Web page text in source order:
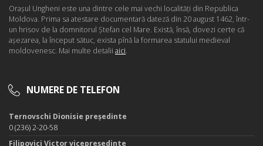
Oraşul Ungheni este una dintre cele mai vechi localităţi din Republica
Moldova. Prima sa atestare documentară dateză din 20 august 1462, într-
un hrisov de la domnitorul Ştefan cel Mare. Există, însă, dovezi certe că
aşezarea, la început sătuc, exista pînă la formarea statului medieval
moldovenesc. Mai multe detalii aici.
NUMERE DE TELEFON
Ternovschi Dionisie președinte
0 (236) 2-20-58
Filipovici Victor vicepreședinte